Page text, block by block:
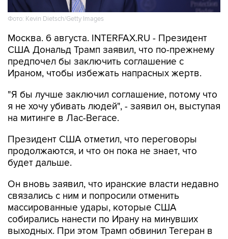
Фото: Kevin Dietsch/Getty Images
Москва. 6 августа. INTERFAX.RU - Президент
США Дональд Трамп заявил, что по-прежнему
предпочел бы заключить соглашение с
Ираном, чтобы избежать напрасных жертв.
"Я бы лучше заключил соглашение, потому что
я не хочу убивать людей", - заявил он, выступая
на митинге в Лас-Вегасе.
Президент США отметил, что переговоры
продолжаются, и что он пока не знает, что
будет дальше.
Он вновь заявил, что иранские власти недавно
связались с ним и попросили отменить
массированные удары, которые США
собирались нанести по Ирану на минувших
выходных. При этом Трамп обвинил Тегеран в